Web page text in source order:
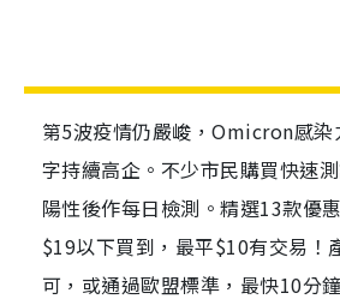
第5波疫情仍嚴峻，Omicron感染
字持續高企。不少市民購買快速
陽性後作每日檢測。精選13款優
$19以下買到，最平$10有交易！
可，或通過歐盟標準，最快10分